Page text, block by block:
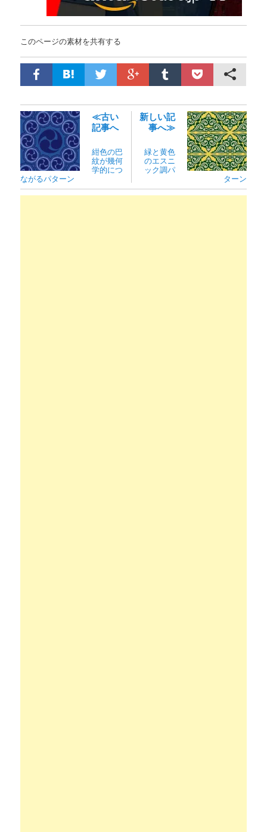
このページの素材を共有する
≪古い
記事へ
紺色の巴
紋が幾何
学的につ
ながるパターン
新しい記
事へ≫
緑と黄色
のエスニ
ック調パ
ターン